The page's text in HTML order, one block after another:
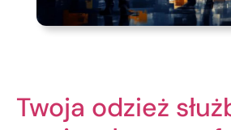
Twoja odzież